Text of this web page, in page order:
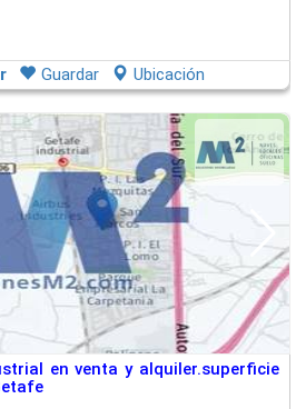
Guardar Ubicación
en venta y alquiler.superficie